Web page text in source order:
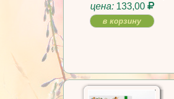
цена:133,00
в корзину